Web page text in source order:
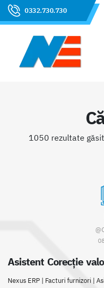
0332.730.730
1050 rezultate
Asistent Corecție
Nexus ERP | Facturi furnizori |